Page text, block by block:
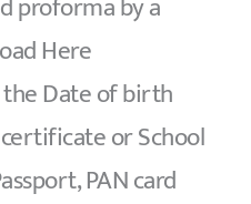
Here
Date of birth
or School
PAN card